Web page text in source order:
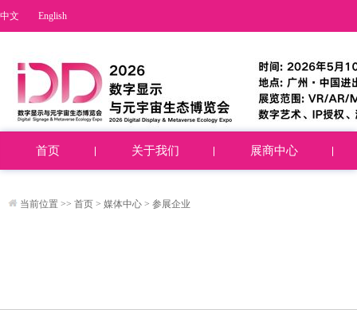
中文 English
首页 关于我们 展商中心
当前位置 >> 首页 > 媒体中心 > 参展企业